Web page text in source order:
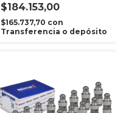
$184.153,00
$165.737,70 con
Transferencia o depósito